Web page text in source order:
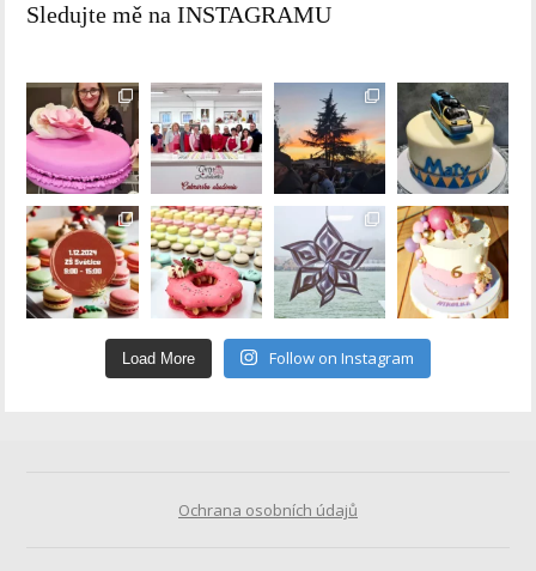
Sledujte mě na INSTAGRAMU
Load More Follow on Instagram
Ochrana osobních údajů